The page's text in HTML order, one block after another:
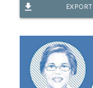
file_download EXPORT